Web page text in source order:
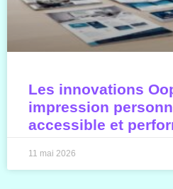
Les innovations
impression
accessible et
11 mai 2026